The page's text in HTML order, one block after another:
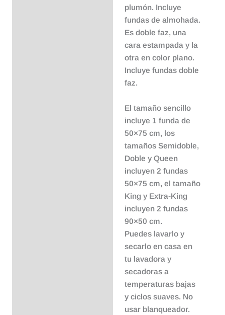
plumón. Incluye
fundas de almohada.
Es doble faz, una
cara estampada y la
otra en color plano.
Incluye fundas doble
faz.
El tamaño sencillo
incluye 1 funda de
50×75 cm, los
tamaños Semidoble,
Doble y Queen
incluyen 2 fundas
50×75 cm, el tamaño
King y Extra-King
incluyen 2 fundas
90×50 cm.
Puedes lavarlo y
secarlo en casa en
tu lavadora y
secadoras a
temperaturas bajas
y ciclos suaves. No
usar blanqueador.